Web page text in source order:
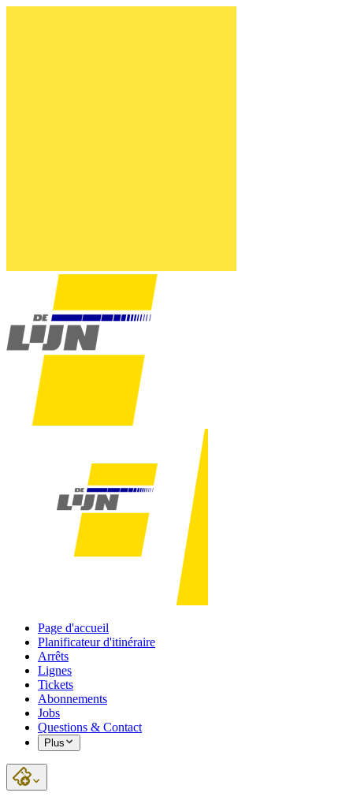
Page d'accueil
Planificateur d'itinéraire
Arrêts
Lignes
Tickets
Abonnements
Jobs
Questions & Contact
Plus